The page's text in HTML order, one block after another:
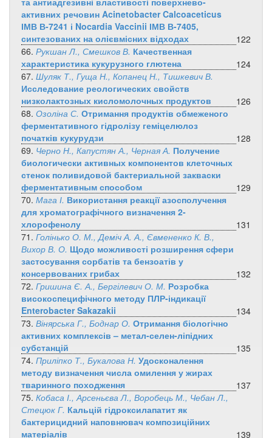
активних речовин Acinetobacter Calcoaceticus
ІМВ В-7241 і Nocardia Vaccinii ІМВ В-7405,
синтезованих на олієвмісних відходах
122
66. Рукшан Л., Смешков В. Качественная
характеристика кукурузного глютена
124
67. Шуляк Т., Гуща Н., Копанец Н., Тишкевич В.
Исследование реологических свойств
низколактозных кисломолочных продуктов
126
68. Озоліна С. Отримання продуктів обмеженого
ферментативного гідролізу геміцелюлоз
початків кукурудзи
128
69. Черно Н., Капустян А., Черная А. Получение
биологически активных компонентов клеточных
стенок поливидовой бактериальной закваски
ферментативным способом
129
70. Мага І. Використання реакції азосполучення
для хроматографічного визначення 2-
хлорофенолу
131
71. Голінько О. М., Деміч А. А., Євмененко К. В.,
Вихор В. О. Щодо можливості розширення сфери
застосування сорбатів та бензоатів у
консервованих грибах
132
72. Гришина Є. А., Бергілевич О. М. Розробка
високоспецифічного методу ПЛР-індикації
Enterobacter Sakazakii
134
73. Вінярська Г., Боднар О. Отримання біологічно
активних комплексів – метал-селен-ліпідних
субстанцій
135
74. Приліпко Т., Букалова Н. Удосконалення
методу визначення числа омилення у жирах
тваринного походження
137
75. Кобаса І., Арсеньєва Л., Воробець М., Чебан Л.,
Стецюк Г. Кальцій гідроксилапатит як
бактерицидний наповнювач композиційних
матеріалів
139